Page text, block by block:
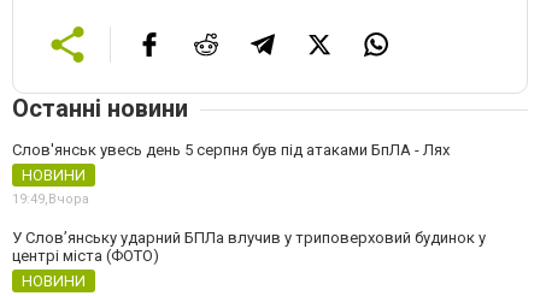
Останні новини
Слов'янськ увесь день 5 серпня був під атаками БпЛА - Лях
НОВИНИ
19:49, Вчора
У Слов’янську ударний БПЛа влучив у триповерховий будинок у
центрі міста (ФОТО)
НОВИНИ